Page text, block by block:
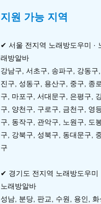
지원 가능 지역
✔ 서울 전지역 노래방도우미 ·
래방알바
강남구, 서초구, 송파구, 강동구
진구, 성동구, 용산구, 중구, 종
구, 마포구, 서대문구, 은평구,
구, 양천구, 구로구, 금천구, 영
구, 동작구, 관악구, 노원구, 도
구, 강북구, 성북구, 동대문구,
구
✔ 경기도 전지역 노래방도우미
노래방알바
성남, 분당, 판교, 수원, 용인, 화